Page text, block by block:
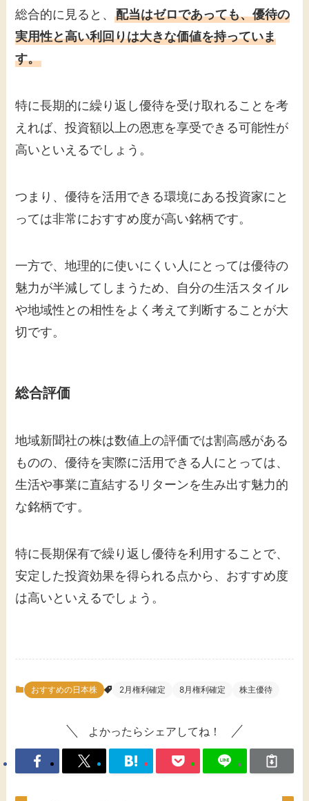
総合的に見ると、配当はゼロであっても、優待の
実用性と高い利回りは大きな価値を持っていま
す。
特に長期的に繰り返し優待を受け取れることを考
えれば、投資額以上の恩恵を享受できる可能性が
高いといえるでしょう。
つまり、優待を活用できる環境にある投資家にと
っては非常におすすめ度が高い銘柄です。
一方で、地理的に使いにくい人にとっては優待の
魅力が半減してしまうため、自分の生活スタイル
や地域性との相性をよく考えて判断することが大
切です。
総合評価
地域新聞社の株は数値上の評価では割高感がある
ものの、優待を実際に活用できる人にとっては、
生活や事業に直結するリターンを生み出す魅力的
な銘柄です。
特に長期保有で繰り返し優待を利用することで、
安定した投資効果を得られる点から、おすすめ度
は高いといえるでしょう。
おすすめの日本株 2月権利確定 8月権利確定 株主優待
よかったらシェアしてね！